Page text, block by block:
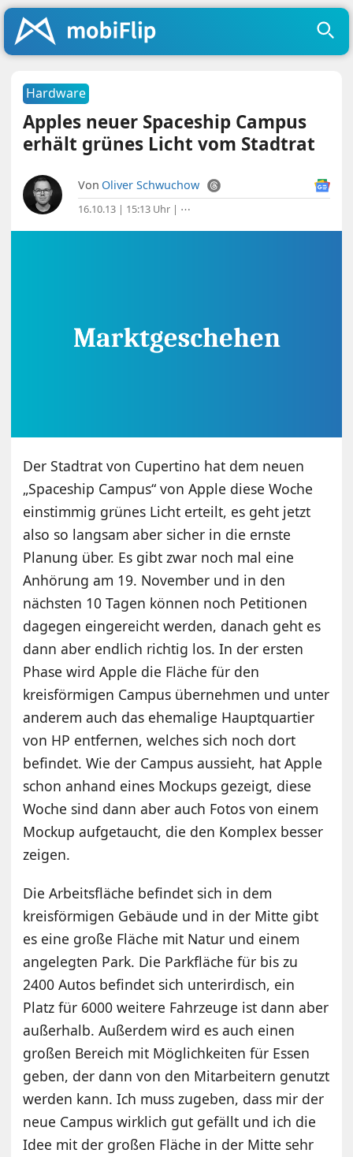
Hardware
Apples neuer Spaceship Campus
erhält grünes Licht vom Stadtrat
Von Oliver Schwuchow
16.10.13 | 15:13 Uhr | ⋯
Der Stadtrat von Cupertino hat dem neuen
„Spaceship Campus“ von Apple diese Woche
einstimmig grünes Licht erteilt, es geht jetzt
also so langsam aber sicher in die ernste
Planung über. Es gibt zwar noch mal eine
Anhörung am 19. November und in den
nächsten 10 Tagen können noch Petitionen
dagegen eingereicht werden, danach geht es
dann aber endlich richtig los. In der ersten
Phase wird Apple die Fläche für den
kreisförmigen Campus übernehmen und unter
anderem auch das ehemalige Hauptquartier
von HP entfernen, welches sich noch dort
befindet. Wie der Campus aussieht, hat Apple
schon anhand eines Mockups gezeigt, diese
Woche sind dann aber auch Fotos von einem
Mockup aufgetaucht, die den Komplex besser
zeigen.
Die Arbeitsfläche befindet sich in dem
kreisförmigen Gebäude und in der Mitte gibt
es eine große Fläche mit Natur und einem
angelegten Park. Die Parkfläche für bis zu
2400 Autos befindet sich unterirdisch, ein
Platz für 6000 weitere Fahrzeuge ist dann aber
außerhalb. Außerdem wird es auch einen
großen Bereich mit Möglichkeiten für Essen
geben, der dann von den Mitarbeitern genutzt
werden kann. Ich muss zugeben, dass mir der
neue Campus wirklich gut gefällt und ich die
Idee mit der großen Fläche in der Mitte sehr